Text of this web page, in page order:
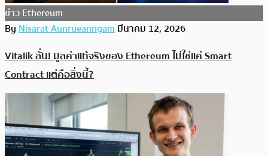
ข่าว Ethereum
ByNisarat Aunrueanngamมีนาคม 12, 2026
Vitalik ลั่น! มูลค่าแท้จริงของ Ethereum ไม่ใช่แค่ Smart
Contract แต่คือสิ่งนี้?